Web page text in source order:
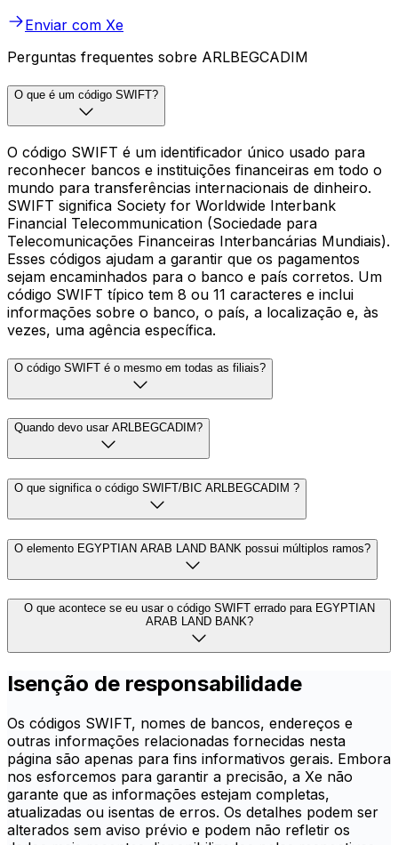
Enviar com Xe
Perguntas frequentes sobre ARLBEGCADIM
O que é um código SWIFT?
O código SWIFT é um identificador único usado para
reconhecer bancos e instituições financeiras em todo o
mundo para transferências internacionais de dinheiro.
SWIFT significa Society for Worldwide Interbank
Financial Telecommunication (Sociedade para
Telecomunicações Financeiras Interbancárias Mundiais).
Esses códigos ajudam a garantir que os pagamentos
sejam encaminhados para o banco e país corretos. Um
código SWIFT típico tem 8 ou 11 caracteres e inclui
informações sobre o banco, o país, a localização e, às
vezes, uma agência específica.
O código SWIFT é o mesmo em todas as filiais?
Quando devo usar ARLBEGCADIM?
O que significa o código SWIFT/BIC ARLBEGCADIM ?
O elemento EGYPTIAN ARAB LAND BANK possui múltiplos ramos?
O que acontece se eu usar o código SWIFT errado para EGYPTIAN
ARAB LAND BANK?
Isenção de responsabilidade
Os códigos SWIFT, nomes de bancos, endereços e
outras informações relacionadas fornecidas nesta
página são apenas para fins informativos gerais. Embora
nos esforcemos para garantir a precisão, a Xe não
garante que as informações estejam completas,
atualizadas ou isentas de erros. Os detalhes podem ser
alterados sem aviso prévio e podem não refletir os